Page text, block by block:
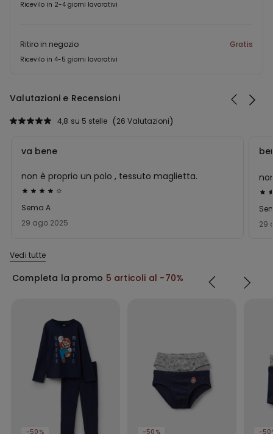
Ricevilo in 2-4 giorni lavorativi
Ritiro in negozio Gratis
Ricevilo in 4-5 giorni lavorativi
Valutazioni e Recensioni
26 Valutazioni
4,8 su 5 stelle
Valutato
4
su
29 ago 2025
Sema A
va bene
non è proprio un polo , tessuto maglietta.
3
su
29
Vedi tutte
Completa la promo 5 articoli al -70%
-50%
-50%
-